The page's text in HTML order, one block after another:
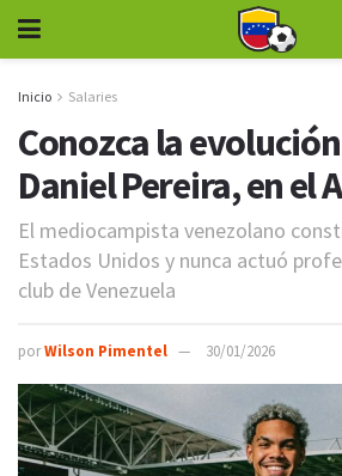
Inicio Salaries
Conozca la
Daniel Pereira, en el
El mediocampista venezolano
Estados Unidos y nunca actuó
club de Venezuela
porWilson Pimentel 30/01/2026